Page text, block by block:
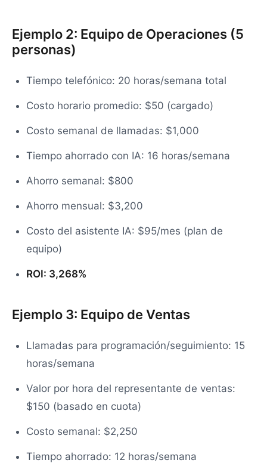
Ejemplo 2: Equipo de Operaciones (5
personas)
Tiempo telefónico: 20 horas/semana total
Costo horario promedio: $50 (cargado)
Costo semanal de llamadas: $1,000
Tiempo ahorrado con IA: 16 horas/semana
Ahorro semanal: $800
Ahorro mensual: $3,200
Costo del asistente IA: $95/mes (plan de
equipo)
ROI: 3,268%
Ejemplo 3: Equipo de Ventas
Llamadas para programación/seguimiento: 15
horas/semana
Valor por hora del representante de ventas:
$150 (basado en cuota)
Costo semanal: $2,250
Tiempo ahorrado: 12 horas/semana